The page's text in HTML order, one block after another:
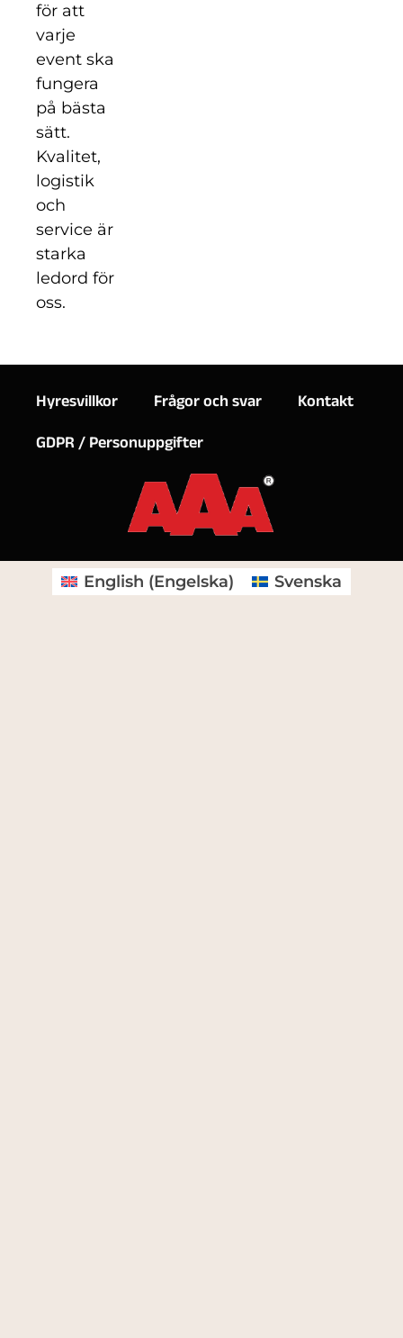
för att
varje
event ska
fungera
på bästa
sätt.
Kvalitet,
logistik
och
service är
starka
ledord för
oss.
Hyresvillkor Frågor och svar
Kontakt
GDPR / Personuppgifter
English (Engelska) Svenska